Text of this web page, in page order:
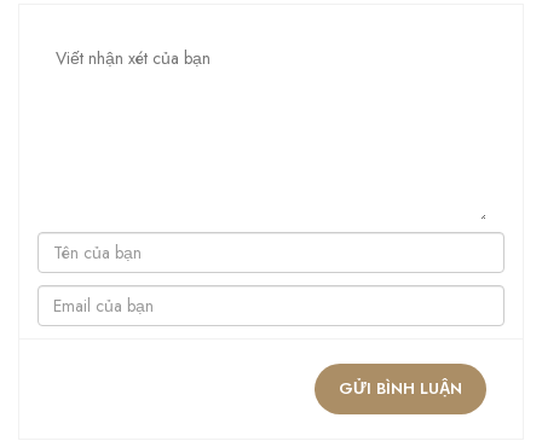
GỬI BÌNH LUẬN